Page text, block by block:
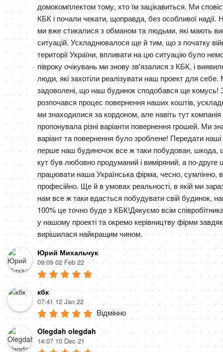
домокомплектом тому, хто їм зацікавиться. Ми
КБК і почали чекати, щоправда, без особливої надії.
ми вже стикалися з обманом та людьми, які мають
ситуацій. Ускладнювалося ще й тим, що з початку
території України, впливати на цю ситуацію було
півроку очікувань ми знову зв'язалися з КБК, і
люди, які захотіли реалізувати наш проект для
задоволені, що наш будинок сподобався ще комусь!
розпочався процес повернення наших коштів,
ми знаходилися за кордоном, але навіть тут
пропонувала різні варіанти повернення грошей. Ми
варіант та повернення було зроблене! Передати
перше наш будиночок все ж таки побудован, шкода,
кут був любовно продуманий і виміряний, а по-друге
працювати наша Українська фірма, чесно, сумлінно,
професійно. Ще й в умовах реальності, в якій ми
нам все ж таки вдасться побудувати свій будинок,
100% це точно буде з КБК!Дякуємо всім
у нашому проекті та окремо керівництву фірми
вирішилася найкращим чином.
Юрий Михальчук
09:09 02 Feb 22
кбк
07:41 12 Jan 22
Відмінно
Olegdah olegdah
14:07 10 Dec 21